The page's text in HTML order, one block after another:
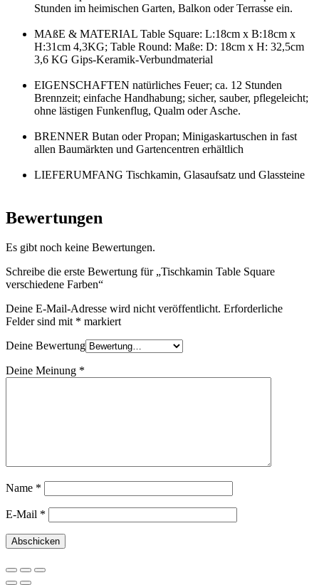
Stunden im heimischen Garten, Balkon oder Terrasse ein.
MAßE & MATERIAL Table Square: L:18cm x B:18cm x
H:31cm 4,3KG; Table Round: Maße: D: 18cm x H: 32,5cm
3,6 KG Gips-Keramik-Verbundmaterial
EIGENSCHAFTEN natürliches Feuer; ca. 12 Stunden
Brennzeit; einfache Handhabung; sicher, sauber, pflegeleicht;
ohne lästigen Funkenflug, Qualm oder Asche.
BRENNER Butan oder Propan; Minigaskartuschen in fast
allen Baumärkten und Gartencentren erhältlich
LIEFERUMFANG Tischkamin, Glasaufsatz und Glassteine
Bewertungen
Es gibt noch keine Bewertungen.
Schreibe die erste Bewertung für „Tischkamin Table Square
verschiedene Farben“
Deine E-Mail-Adresse wird nicht veröffentlicht. Erforderliche
Felder sind mit * markiert
Deine Bewertung
Deine Meinung *
Name *
E-Mail *